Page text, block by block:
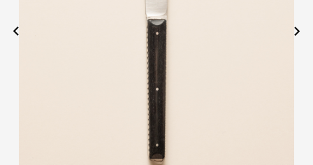
 